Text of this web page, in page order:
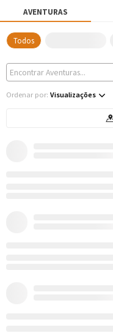
AVENTURAS
Todos
Ordenar por: Visualizações